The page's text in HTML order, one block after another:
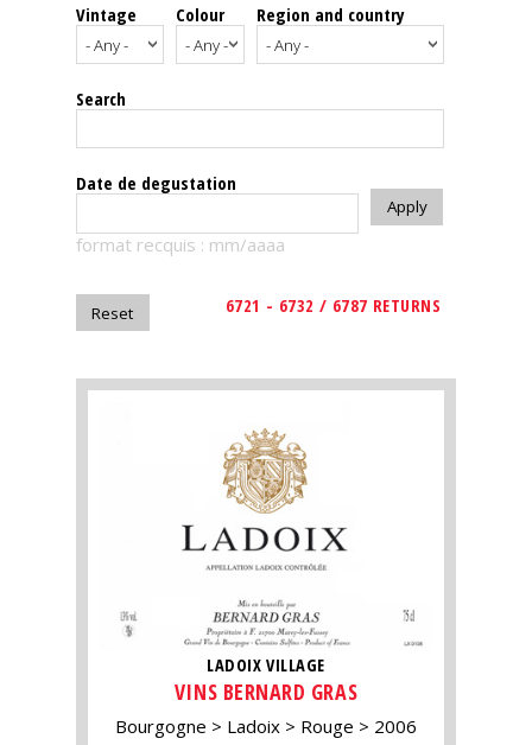
Spirits
Tasting
reviews
The
magazine
Magazine
Vintage Colour Region and country
Search
Date de degustation
format recquis : mm/aaaa
6721 - 6732 / 6787 RETURNS
LADOIX VILLAGE
VINS BERNARD GRAS
Bourgogne Ladoix Rouge 2006